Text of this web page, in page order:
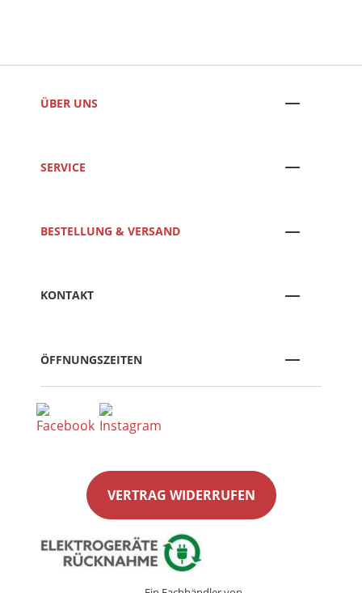
ÜBER UNS
SERVICE
BESTELLUNG & VERSAND
KONTAKT
ÖFFNUNGSZEITEN
VERTRAG WIDERRUFEN